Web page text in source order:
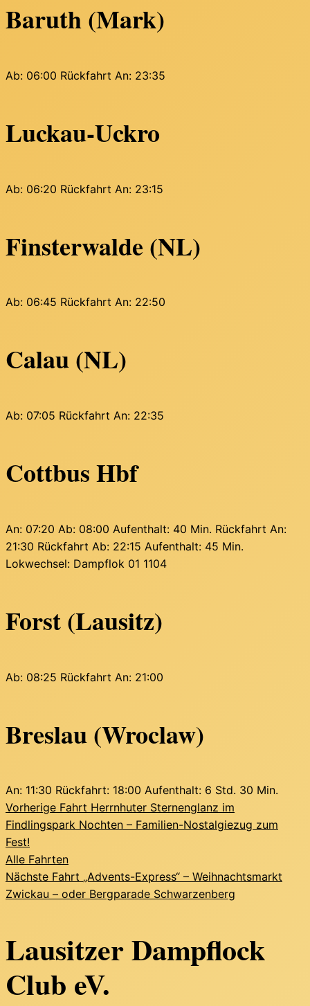
Baruth (Mark)
Ab: 06:00 Rückfahrt An: 23:35
Luckau-Uckro
Ab: 06:20 Rückfahrt An: 23:15
Finsterwalde (NL)
Ab: 06:45 Rückfahrt An: 22:50
Calau (NL)
Ab: 07:05 Rückfahrt An: 22:35
Cottbus Hbf
An: 07:20 Ab: 08:00 Aufenthalt: 40 Min. Rückfahrt An:
21:30 Rückfahrt Ab: 22:15 Aufenthalt: 45 Min.
Lokwechsel: Dampflok 01 1104
Forst (Lausitz)
Ab: 08:25 Rückfahrt An: 21:00
Breslau (Wroclaw)
An: 11:30 Rückfahrt: 18:00 Aufenthalt: 6 Std. 30 Min.
Vorherige Fahrt Herrnhuter Sternenglanz im
Findlingspark Nochten – Familien-Nostalgiezug zum
Fest!
Alle Fahrten
Nächste Fahrt „Advents-Express“ – Weihnachtsmarkt
Zwickau – oder Bergparade Schwarzenberg
Lausitzer Dampflock
Club eV.